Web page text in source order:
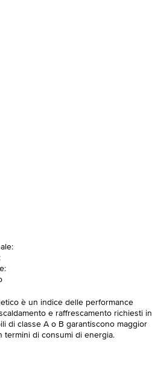
è un indice delle performance
e raffrescamento richiesti in
di classe A o B garantiscono maggior
termini di consumi di energia.